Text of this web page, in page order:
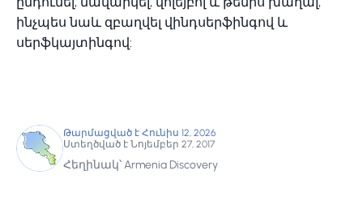
ինչպես նաև զբաղվել վինդսերֆինգով և
սերֆկայտինգով:
Ստեղծված է Նոյեմբեր 27, 2017
Թարմացված է Հունիս 12, 2026
Հեղինակ՝ Armenia Discovery